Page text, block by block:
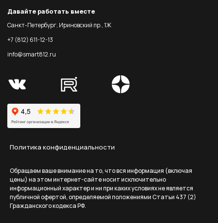
Давайте работать вместе
Санкт-Петербург, Ириновский пр., 1Ж
+7 (812) 611-12-13
info@smart812.ru
Политика конфиденциальности
Обращаем ваше внимание на то, что вся информация (включая
цены) на этом интернет-сайте носит исключительно
информационный характер и ни при каких условиях не является
публичной офертой, определяемой положениями Статьи 437 (2)
Гражданского кодекса РФ.